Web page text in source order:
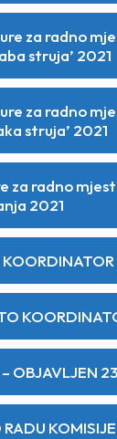
za radno
struja’ 2021
za radno
struja’ 2021
za radno
2021
– OBJAVLJEN
KOMISIJE